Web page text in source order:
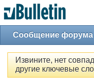
Сообщение форума
Извините, нет
другие ключевые